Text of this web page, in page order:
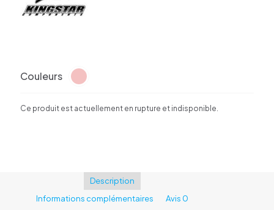
Couleurs
Ce produit est actuellement en rupture et indisponible.
Description
Informations complémentaires
Avis 0